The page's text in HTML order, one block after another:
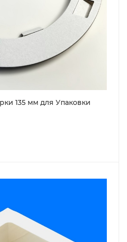
135 мм для Упаковки